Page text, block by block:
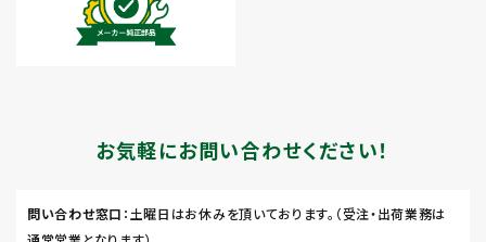
お気軽にお問い合わせください！
問い合わせ窓口 ：土曜日はお休みを頂いております。（受注・出荷業務は